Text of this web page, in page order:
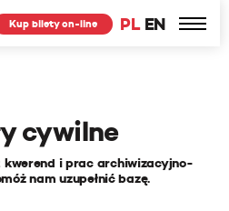
PL EN
Kup bilety on-line
cywilne
i prac archiwizacyjno-
nam uzupełnić bazę.